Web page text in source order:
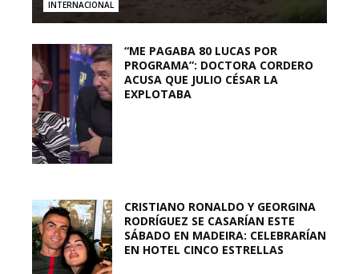
INTERNACIONAL
“ME PAGABA 80 LUCAS POR
PROGRAMA”: DOCTORA CORDERO
ACUSA QUE JULIO CÉSAR LA
EXPLOTABA
CRISTIANO RONALDO Y GEORGINA
RODRÍGUEZ SE CASARÍAN ESTE
SÁBADO EN MADEIRA: CELEBRARÍAN
EN HOTEL CINCO ESTRELLAS